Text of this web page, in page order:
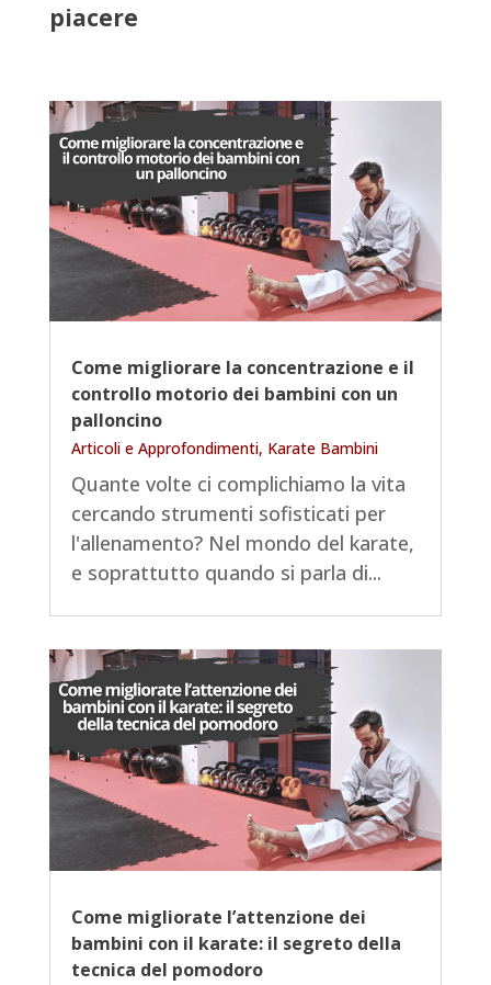
piacere
Come migliorare la concentrazione e il
controllo motorio dei bambini con un
palloncino
Articoli e Approfondimenti, Karate Bambini
Quante volte ci complichiamo la vita
cercando strumenti sofisticati per
l'allenamento? Nel mondo del karate,
e soprattutto quando si parla di...
Come migliorate l’attenzione dei
bambini con il karate: il segreto della
tecnica del pomodoro